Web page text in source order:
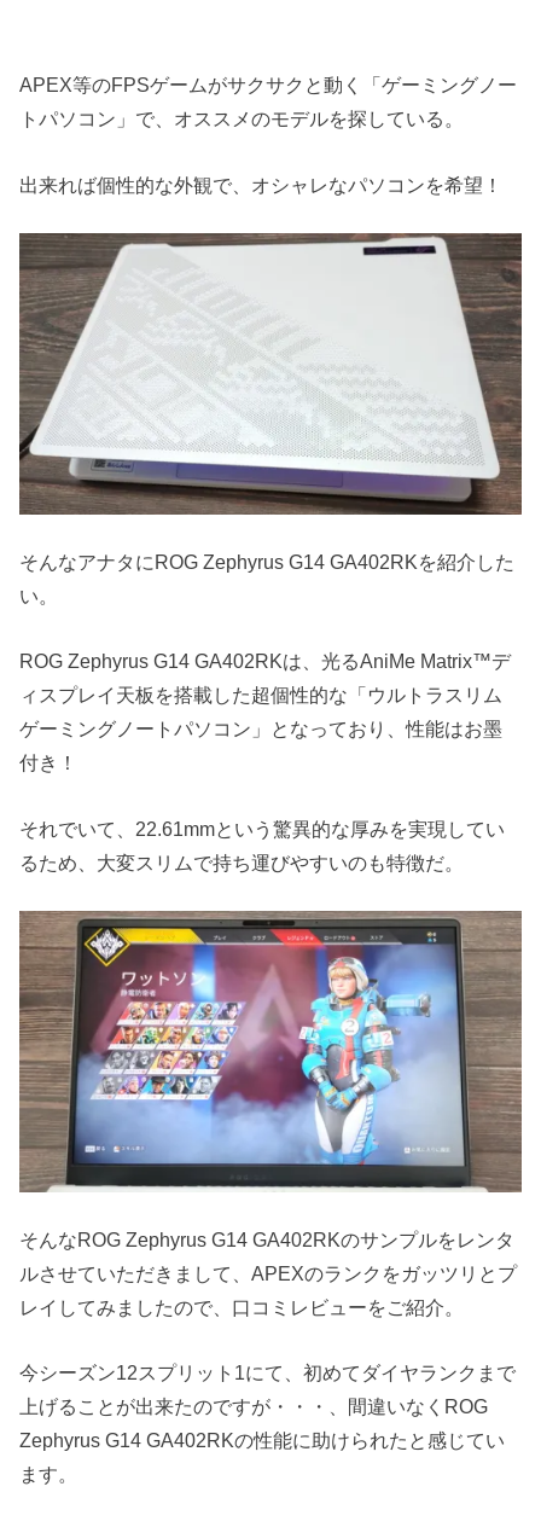
APEX等のFPSゲームがサクサクと動く「ゲーミングノー
トパソコン」で、オススメのモデルを探している。
出来れば個性的な外観で、オシャレなパソコンを希望！
そんなアナタにROG Zephyrus G14 GA402RKを紹介した
い。
ROG Zephyrus G14 GA402RKは、光るAniMe Matrix™デ
ィスプレイ天板を搭載した超個性的な「ウルトラスリム
ゲーミングノートパソコン」となっており、性能はお墨
付き！
それでいて、22.61mmという驚異的な厚みを実現してい
るため、大変スリムで持ち運びやすいのも特徴だ。
そんなROG Zephyrus G14 GA402RKのサンプルをレンタ
ルさせていただきまして、APEXのランクをガッツリとプ
レイしてみましたので、口コミレビューをご紹介。
今シーズン12スプリット1にて、初めてダイヤランクまで
上げることが出来たのですが・・・、間違いなくROG
Zephyrus G14 GA402RKの性能に助けられたと感じてい
ます。